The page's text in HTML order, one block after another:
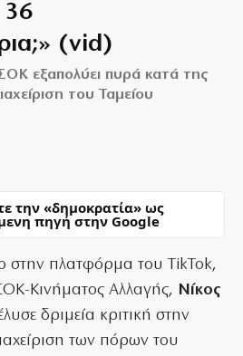
(vid)
εξαπολύει πυρά κατά της
του Ταμείου
την «δημοκρατία» ως
πηγή στην Google
στην πλατφόρμα του TikTok,
Κινήματος Αλλαγής, Νίκος
δριμεία κριτική στην
των πόρων του